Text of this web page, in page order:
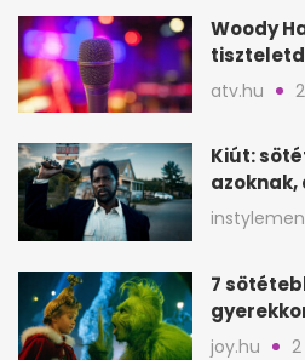
Woody
atv.hu
Kiút:
azoknak,
keresik
7
joy.hu